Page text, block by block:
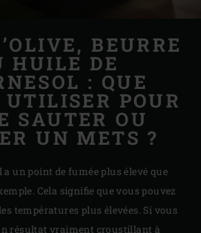
BEURRE
HUILE DE
: QUE
POUR
SAUTER OU
UN METS ?
a un point de fumée plus élevé que
Cela signifie que vous pouvez
températures plus élevées. Si vous
résultat vraiment croustillant à